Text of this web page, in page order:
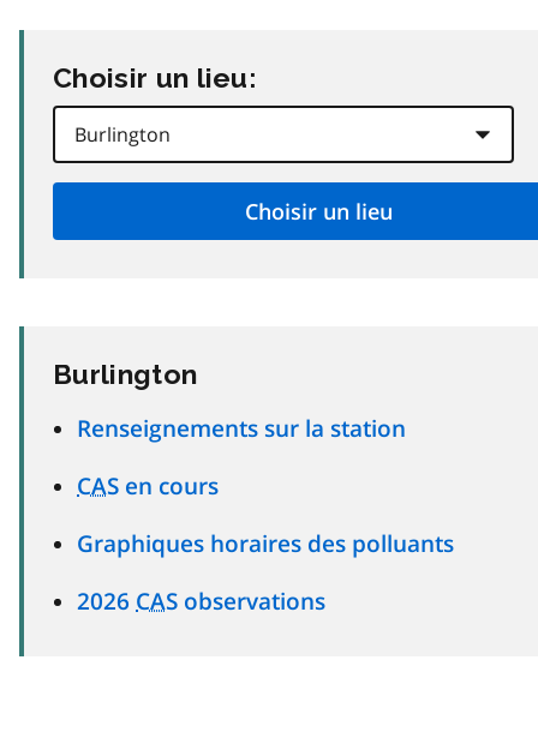
Choisir un lieu:
Burlington
Renseignements sur la station
CAS en cours
Graphiques horaires des polluants
2026 CAS observations